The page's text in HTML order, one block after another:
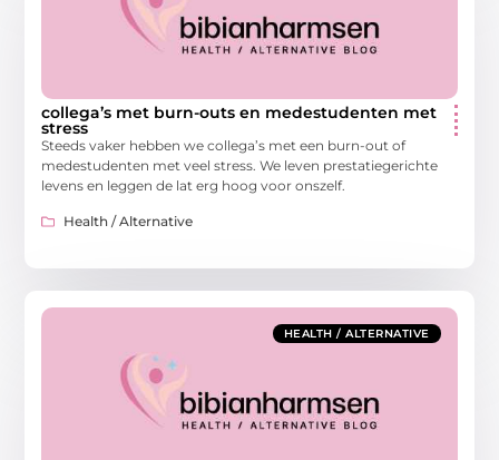
collega’s met burn-outs en medestudenten met
stress
Steeds vaker hebben we collega’s met een burn-out of
medestudenten met veel stress. We leven prestatiegerichte
levens en leggen de lat erg hoog voor onszelf.
Health / Alternative
HEALTH / ALTERNATIVE